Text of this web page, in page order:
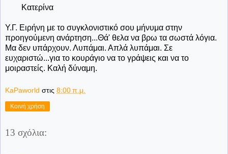
Κατερίνα
Υ.Γ. Ειρήνη με το συγκλονιστικό σου μήνυμα στην
προηγούμενη ανάρτηση...Θά' θελα να βρω τα σωστά λόγια.
Μα δεν υπάρχουν. Λυπάμαι. Απλά λυπάμαι. Σε
ευχαριστώ...για το κουράγιο να το γράψεις και να το
μοιραστείς. Καλή δύναμη.
KaPaworld στις 8:00 π.μ.
Κοινή χρήση
13 σχόλια: